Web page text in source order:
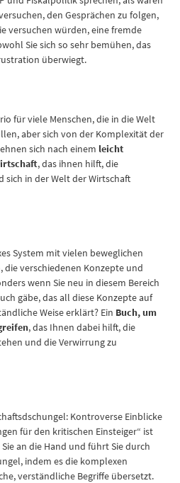
den Gesprächen zu folgen,
versuchen würden, eine fremde
Sie sich so sehr bemühen, das
überwiegt.
für viele Menschen, die in die Welt
aber sich von der Komplexität der
sich nach einem leicht
, das ihnen hilft, die
sich in der Welt der Wirtschaft
System mit vielen beweglichen
die verschiedenen Konzepte und
wenn Sie neu in diesem Bereich
gäbe, das all diese Konzepte auf
Weise erklärt? Ein Buch, um
, das Ihnen dabei hilft, die
und die Verwirrung zu
Kontroverse Einblicke
für den kritischen Einsteiger“ ist
an die Hand und führt Sie durch
indem es die komplexen
verständliche Begriffe übersetzt.